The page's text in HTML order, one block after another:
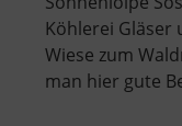
Köhlerei
Wiese zum
man hier gute